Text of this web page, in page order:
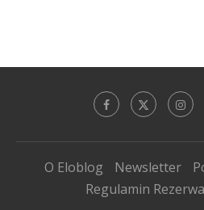
O Eloblog Newsletter
Regulamin